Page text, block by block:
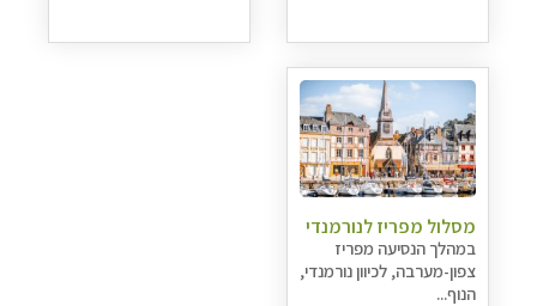
מסלול מפריז לנורמנדי
במהלך הנסיעה מפריז
צפון-מערבה, לכיוון נורמנדי,
הנוף...